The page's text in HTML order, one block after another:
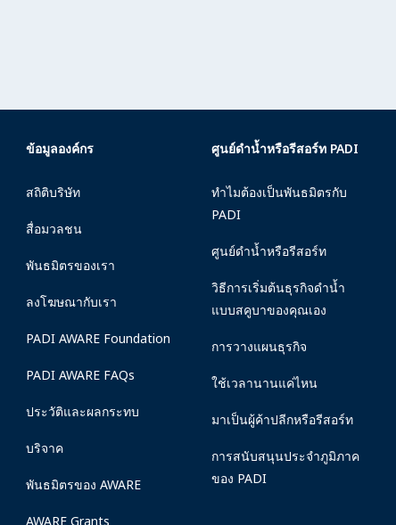
ข้อมูลองค์กร
สถิติบริษัท
สื่อมวลชน
พันธมิตรของเรา
ลงโฆษณากับเรา
PADI AWARE Foundation
PADI AWARE FAQs
ประวัติและผลกระทบ
บริจาค
พันธมิตรของ AWARE
AWARE Grants
ศูนย์ดำน้ำหรือรีสอร์ท PADI
ทำไมต้องเป็นพันธมิตรกับ
PADI
ศูนย์ดำน้ำหรือรีสอร์ท
วิธีการเริ่มต้นธุรกิจดำน้ำ
แบบสคูบาของคุณเอง
การวางแผนธุรกิจ
ใช้เวลานานแค่ไหน
มาเป็นผู้ค้าปลีกหรือรีสอร์ท
การสนับสนุนประจำภูมิภาค
ของ PADI